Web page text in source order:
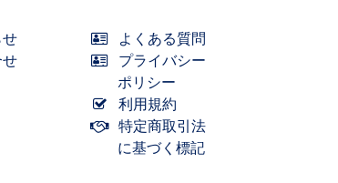
せ
せ
よくある質問
プライバシー
ポリシー
利用規約
特定商取引法
に基づく標記